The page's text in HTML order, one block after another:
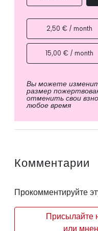
2,50 € / month
15,00 € / month
Вы можете
размер
отменить свои
любое время
Комментарии
Прокомментируйте
Присылайте
или